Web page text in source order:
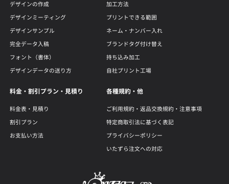
デザインの作成
デザインミーティング
デザインサンプル
完全データ入稿
フォント（書体）
デザインデータの送り方
加工方法
プリントできる範囲
ネーム・ナンバー入れ
ブランドタグ付け替え
持ち込み加工
自社プリント工場
料金・割引プラン・見積り
料金表・見積り
割引プラン
お支払い方法
各種規約・他
ご利用規約・返品交換規約・注意事項
特定商取引法に基づく表記
プライバシーポリシー
いたずら注文への対応